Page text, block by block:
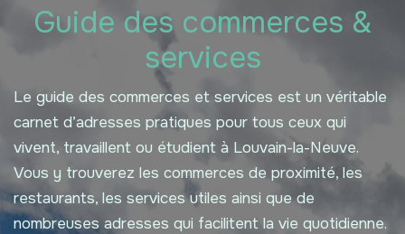
Guide des commerces &
services
Le guide des commerces et services est un véritable
carnet d’adresses pratiques pour tous ceux qui
vivent, travaillent ou étudient à Louvain-la-Neuve.
Vous y trouverez les commerces de proximité, les
restaurants, les services utiles ainsi que de
nombreuses adresses qui facilitent la vie quotidienne.